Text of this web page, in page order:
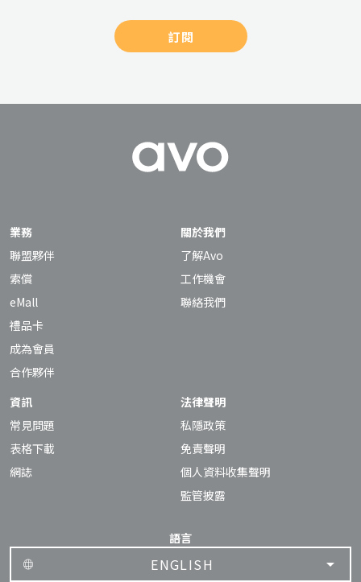
訂閱
業務
聯盟夥伴
索償
eMall
禮品卡
成為會員
合作夥伴
關於我們
了解Avo
工作機會
聯絡我們
資訊
常見問題
表格下載
網誌
法律聲明
私隱政策
免責聲明
個人資料收集聲明
監管披露
語言
ENGLISH